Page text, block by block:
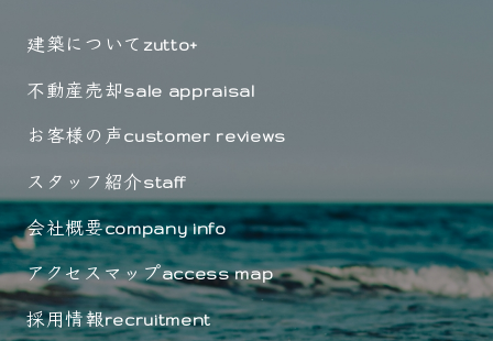
建築について zutto+
不動産売却sale appraisal
お客様の声customer reviews
スタッフ紹介staff
会社概要company info
アクセスマップaccess map
採用情報recruitment